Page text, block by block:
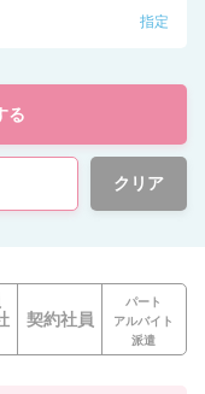
指定
る
クリア
契約社員
パート
アルバイト
派遣